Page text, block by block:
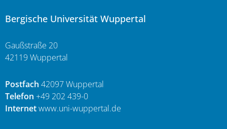
Bergische Universität Wuppertal
Gaußstraße 20
42119 Wuppertal
Postfach 42097 Wuppertal
Telefon +49 202 439-0
Internetwww.uni-wuppertal.de